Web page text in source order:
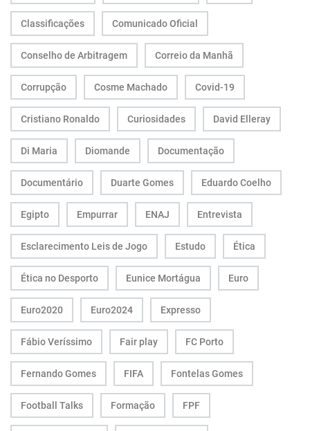
Classificações Comunicado Oficial
Conselho de Arbitragem Correio da Manhã
Corrupção Cosme Machado Covid-19
Cristiano Ronaldo Curiosidades David Elleray
Di Maria Diomande Documentação
Documentário Duarte Gomes Eduardo Coelho
Egipto Empurrar ENAJ Entrevista
Esclarecimento Leis de Jogo Estudo Ética
Ética no Desporto Eunice Mortágua Euro
Euro2020 Euro2024 Expresso
Fábio Veríssimo Fair play FC Porto
Fernando Gomes FIFA Fontelas Gomes
Football Talks Formação FPF